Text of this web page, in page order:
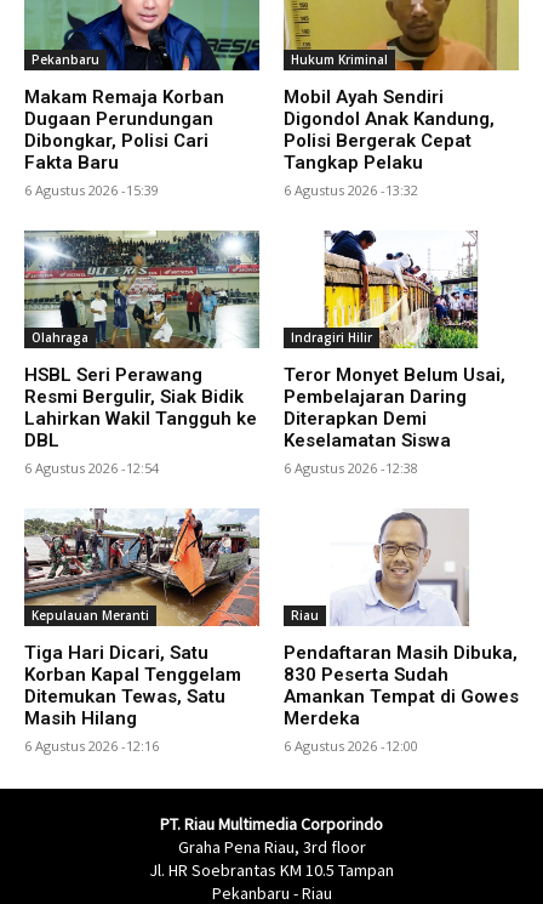
Pekanbaru
Makam Remaja Korban
Dugaan Perundungan
Dibongkar, Polisi Cari
Fakta Baru
6 Agustus 2026 -15:39
Hukum Kriminal
Mobil Ayah Sendiri
Digondol Anak Kandung,
Polisi Bergerak Cepat
Tangkap Pelaku
6 Agustus 2026 -13:32
Olahraga
HSBL Seri Perawang
Resmi Bergulir, Siak Bidik
Lahirkan Wakil Tangguh ke
DBL
6 Agustus 2026 -12:54
Indragiri Hilir
Teror Monyet Belum Usai,
Pembelajaran Daring
Diterapkan Demi
Keselamatan Siswa
6 Agustus 2026 -12:38
Kepulauan Meranti
Tiga Hari Dicari, Satu
Korban Kapal Tenggelam
Ditemukan Tewas, Satu
Masih Hilang
6 Agustus 2026 -12:16
Riau
Pendaftaran Masih Dibuka,
830 Peserta Sudah
Amankan Tempat di Gowes
Merdeka
6 Agustus 2026 -12:00
PT. Riau Multimedia Corporindo
Graha Pena Riau, 3rd floor
Jl. HR Soebrantas KM 10.5 Tampan
Pekanbaru - Riau